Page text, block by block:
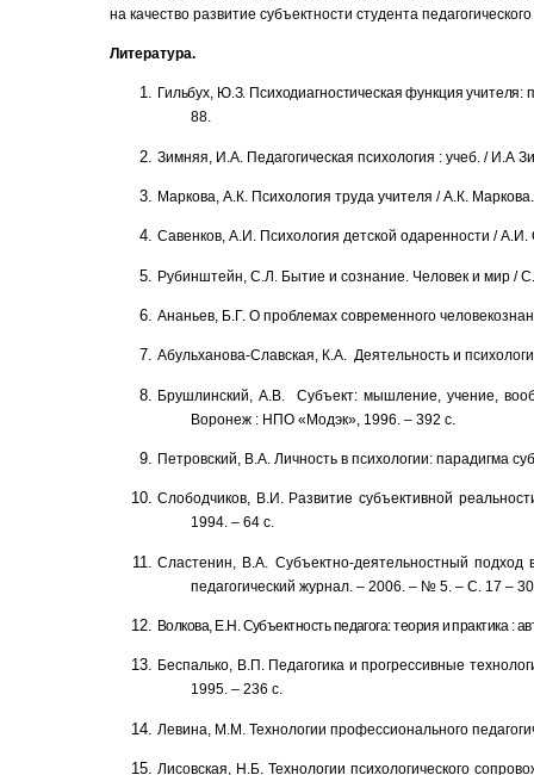
на качество развитие субъектности студента педагогического
Литература.
Гильбух, Ю.З. Психодиагностическая функция
88.
Зимняя, И.А. Педагогическая психология : учеб. / И.А
Маркова, А.К. Психология труда учителя / А.К.
Савенков, А.И. Психология детской одаренности /А.И.
Рубинштейн, С.Л. Бытие и сознание. Человек и мир /
Ананьев, Б.Г. О проблемах современного
Абульханова-Славская, К.А. Деятельность и
Брушлинский, А.В.
Субъект: мышление, учение,
Воронеж : НПО «Модэк», 1996. – 392 с.
Петровский, В.А. Личность в психологии: парадигма
Слободчиков, В.И. Развитие субъективной
1994. – 64 с.
Сластенин, В.А.
Субъектно-деятельностный
педагогический журнал. – 2006. – № 5. – С. 17 –
Волкова, Е.Н. Субъектность педагога: теория и практика :
Беспалько, В.П. Педагогика и прогрессивные
1995. – 236 с.
Левина, М.М. Технологии профессионального
Лисовская, Н.Б. Технологии психологического